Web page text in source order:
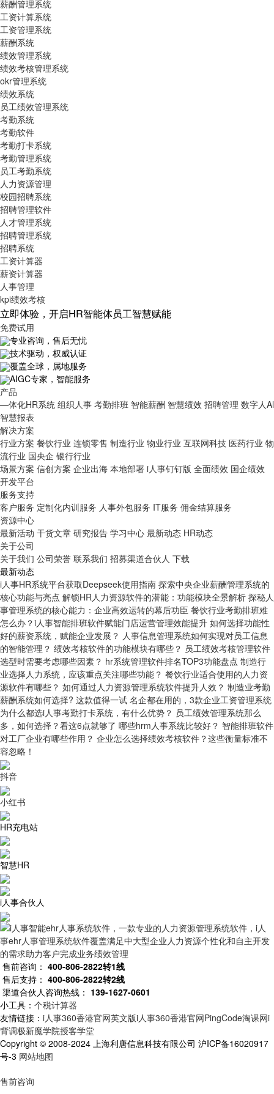
薪酬管理系统
工资计算系统
工资管理系统
薪酬系统
绩效管理系统
绩效考核管理系统
okr管理系统
绩效系统
员工绩效管理系统
考勤系统
考勤软件
考勤打卡系统
考勤管理系统
员工考勤系统
人力资源管理
校园招聘系统
招聘管理软件
人才管理系统
招聘管理系统
招聘系统
工资计算器
薪资计算器
人事管理
kpi绩效考核
立即体验，开启HR智能体员工智慧赋能
免费试用
专业咨询，售后无忧
技术驱动，权威认证
覆盖全球，属地服务
AIGC专家，智能服务
产品
—体化HR系统 组织人事 考勤排班 智能薪酬 智慧绩效 招聘管理 数字人Al
智慧报表
解决方案
行业方案 餐饮行业 连锁零售 制造行业 物业行业 互联网科技 医药行业 物
流行业 国央企 银行行业
场景方案 信创方案 企业出海 本地部署 i人事钉钉版 全面绩效 国企绩效
开发平台
服务支持
客户服务 定制化内训服务 人事外包服务 IT服务 佣金结算服务
资源中心
最新活动 干货文章 研究报告 学习中心 最新动态 HR动态
关于公司
关于我们 公司荣誉 联系我们 招募渠道合伙人 下载
最新动态
i人事HR系统平台获取Deepseek使用指南 探索中央企业薪酬管理系统的
核心功能与亮点 解锁HR人力资源软件的潜能：功能模块全景解析 探秘人
事管理系统的核心能力：企业高效运转的幕后功臣 餐饮行业考勤排班难
怎么办？i人事智能排班软件赋能门店运营管理效能提升 如何选择功能性
好的薪资系统，赋能企业发展？ 人事信息管理系统如何实现对员工信息
的智能管理？ 绩效考核软件的功能模块有哪些？ 员工绩效考核管理软件
选型时需要考虑哪些因素？ hr系统管理软件排名TOP3功能盘点 制造行
业选择人力系统，应该重点关注哪些功能？ 餐饮行业适合使用的人力资
源软件有哪些？ 如何通过人力资源管理系统软件提升人效？ 制造业考勤
薪酬系统如何选择? 这款值得一试 名企都在用的，3款企业工资管理系统
为什么都选i人事考勤打卡系统，有什么优势？ 员工绩效管理系统那么
多，如何选择？看这6点就够了 哪些hrm人事系统比较好？ 智能排班软件
对工厂企业有哪些作用？ 企业怎么选择绩效考核软件？这些衡量标准不
容忽略！
抖音
小红书
HR充电站
智慧HR
i人事合伙人
售前咨询： 400-806-2822转1线
售后支持： 400-806-2822转2线
渠道合伙人咨询热线： 139-1627-0601
小工具： 个税计算器
友情链接： i人事360香港官网英文版i人事360香港官网PingCode淘课网i
背调极新魔学院授客学堂
Copyright © 2008-2024 上海利唐信息科技有限公司 沪ICP备16020917
号-3 网站地图
售前咨询